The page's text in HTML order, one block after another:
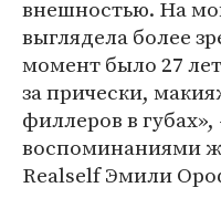
внешностью. На
выглядела более
момент было 27
за прически,
филлеров в
воспоминаниями
Realself Эмили